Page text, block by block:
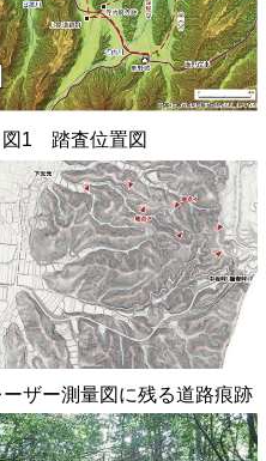
図1 踏査位置図
ザー測量図に残る道路痕跡